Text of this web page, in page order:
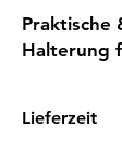
Praktische
Halterung
Lieferzeit